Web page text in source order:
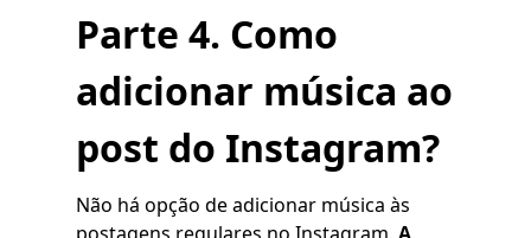
Parte 4. Como
adicionar música ao
post do Instagram?
Não há opção de adicionar música às